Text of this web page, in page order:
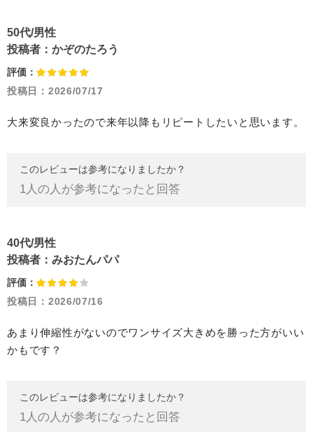
50代/男性
投稿者： かぞのたろう
評価：
投稿日： 2026/07/17
大来変良かったので来年以降もリピートしたいと思います。
このレビューは参考になりましたか？
1人の人が参考になったと回答
40代/男性
投稿者： みおたんパパ
評価：
投稿日： 2026/07/16
あまり伸縮性がないのでワンサイズ大きめを勝った方がいい
かもです？
このレビューは参考になりましたか？
1人の人が参考になったと回答